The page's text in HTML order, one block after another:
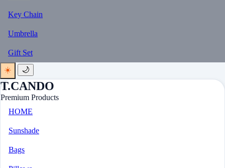
Key Chain
Umbrella
Gift Set
☀️
🌙
T.CANDO
Premium Products
HOME
Sunshade
Bags